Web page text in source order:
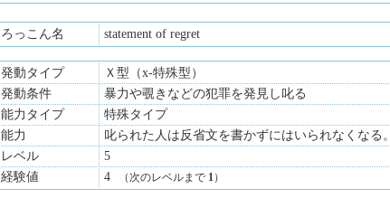
ろっこん名 statement of regret
発動タイプ
Ｘ型（x-特殊型）
発動条件
暴力や覗きなどの犯罪を発見し叱る
能力タイプ
特殊タイプ
能力
叱られた人は反省文を書かずにはいられなくなる。
レベル
5
経験値
4 （次のレベルまで 1）